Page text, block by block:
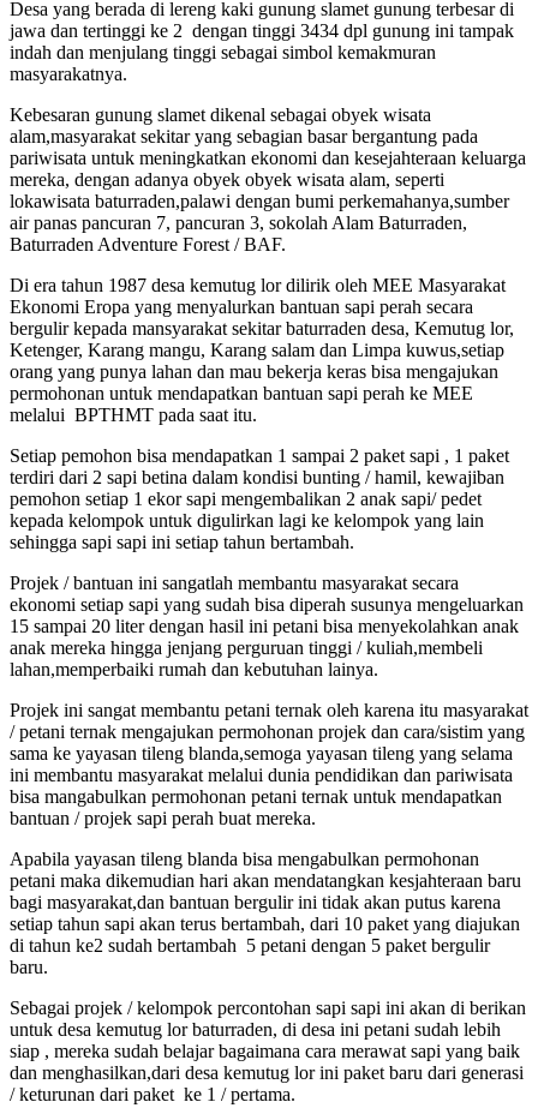
Desa yang berada di lereng kaki gunung slamet gunung terbesar di
jawa dan tertinggi ke 2 dengan tinggi 3434 dpl gunung ini tampak
indah dan menjulang tinggi sebagai simbol kemakmuran
masyarakatnya.
Kebesaran gunung slamet dikenal sebagai obyek wisata
alam,masyarakat sekitar yang sebagian basar bergantung pada
pariwisata untuk meningkatkan ekonomi dan kesejahteraan keluarga
mereka, dengan adanya obyek obyek wisata alam, seperti
lokawisata baturraden,palawi dengan bumi perkemahanya,sumber
air panas pancuran 7, pancuran 3, sokolah Alam Baturraden,
Baturraden Adventure Forest / BAF.
Di era tahun 1987 desa kemutug lor dilirik oleh MEE Masyarakat
Ekonomi Eropa yang menyalurkan bantuan sapi perah secara
bergulir kepada mansyarakat sekitar baturraden desa, Kemutug lor,
Ketenger, Karang mangu, Karang salam dan Limpa kuwus,setiap
orang yang punya lahan dan mau bekerja keras bisa mengajukan
permohonan untuk mendapatkan bantuan sapi perah ke MEE
melalui BPTHMT pada saat itu.
Setiap pemohon bisa mendapatkan 1 sampai 2 paket sapi , 1 paket
terdiri dari 2 sapi betina dalam kondisi bunting / hamil, kewajiban
pemohon setiap 1 ekor sapi mengembalikan 2 anak sapi/ pedet
kepada kelompok untuk digulirkan lagi ke kelompok yang lain
sehingga sapi sapi ini setiap tahun bertambah.
Projek / bantuan ini sangatlah membantu masyarakat secara
ekonomi setiap sapi yang sudah bisa diperah susunya mengeluarkan
15 sampai 20 liter dengan hasil ini petani bisa menyekolahkan anak
anak mereka hingga jenjang perguruan tinggi / kuliah,membeli
lahan,memperbaiki rumah dan kebutuhan lainya.
Projek ini sangat membantu petani ternak oleh karena itu masyarakat
/ petani ternak mengajukan permohonan projek dan cara/sistim yang
sama ke yayasan tileng blanda,semoga yayasan tileng yang selama
ini membantu masyarakat melalui dunia pendidikan dan pariwisata
bisa mangabulkan permohonan petani ternak untuk mendapatkan
bantuan / projek sapi perah buat mereka.
Apabila yayasan tileng blanda bisa mengabulkan permohonan
petani maka dikemudian hari akan mendatangkan kesjahteraan baru
bagi masyarakat,dan bantuan bergulir ini tidak akan putus karena
setiap tahun sapi akan terus bertambah, dari 10 paket yang diajukan
di tahun ke2 sudah bertambah 5 petani dengan 5 paket bergulir
baru.
Sebagai projek / kelompok percontohan sapi sapi ini akan di berikan
untuk desa kemutug lor baturraden, di desa ini petani sudah lebih
siap , mereka sudah belajar bagaimana cara merawat sapi yang baik
dan menghasilkan,dari desa kemutug lor ini paket baru dari generasi
/ keturunan dari paket ke 1 / pertama.